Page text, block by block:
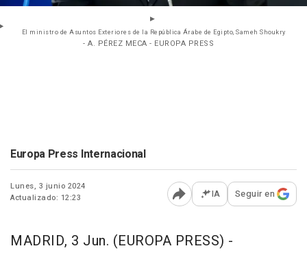
El ministro de Asuntos Exteriores de la República Árabe de Egipto, Sameh Shoukry
- A. PÉREZ MECA - EUROPA PRESS
Europa Press Internacional
Lunes, 3 junio 2024
Actualizado: 12:23
Abrir opciones para
IA Seguir en
MADRID, 3 Jun. (EUROPA PRESS) -